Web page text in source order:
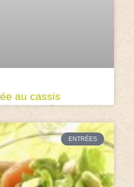
au cassis
ENTRÉES